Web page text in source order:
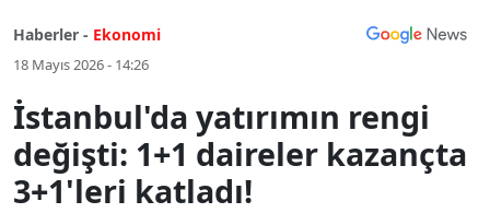
Haberler - Ekonomi
18 Mayıs 2026 - 14:26
İstanbul'da yatırımın rengi
değişti: 1+1 daireler kazançta
3+1'leri katladı!